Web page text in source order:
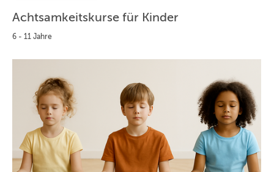
HANNOVER
ANDERE
REGIONEN
Achtsamkeitskurse für Kinder
6 - 11 Jahre